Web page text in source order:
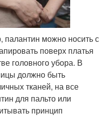
палантин можно носить с
поверх платья
головного убора. В
должно быть
тканей, на все
для пальто или
принцип